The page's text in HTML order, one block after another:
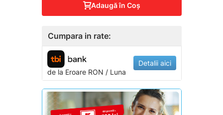
Adaugă în Coş
Cumpara in rate:
de la EroareRON / Luna
Detalii aici